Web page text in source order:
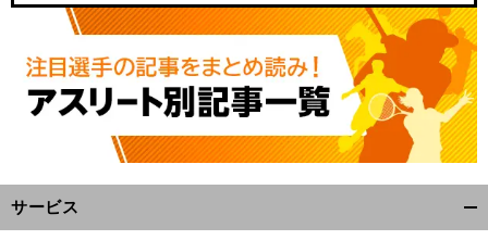
サービス